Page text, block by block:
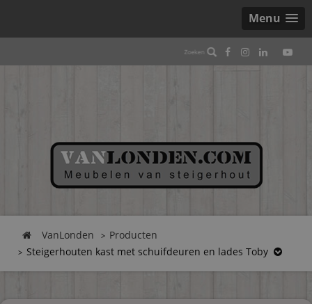
Menu
VanLonden
Producten
Steigerhouten kast met schuifdeuren en lades Toby